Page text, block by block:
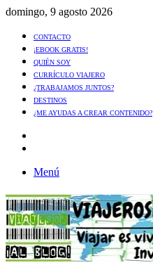
domingo, 9 agosto 2026
CONTACTO
¡EBOOK GRATIS!
QUIÉN SOY
CURRÍCULO VIAJERO
¿TRABAJAMOS JUNTOS?
DESTINOS
¿ME AYUDAS A CREAR CONTENIDO?
Menú